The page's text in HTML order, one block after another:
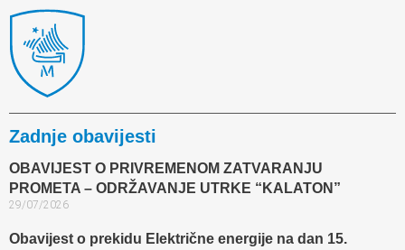
Zadnje obavijesti
OBAVIJEST O PRIVREMENOM ZATVARANJU
PROMETA – ODRŽAVANJE UTRKE “KALATON”
29/07/2026
Obavijest o prekidu Električne energije na dan 15.